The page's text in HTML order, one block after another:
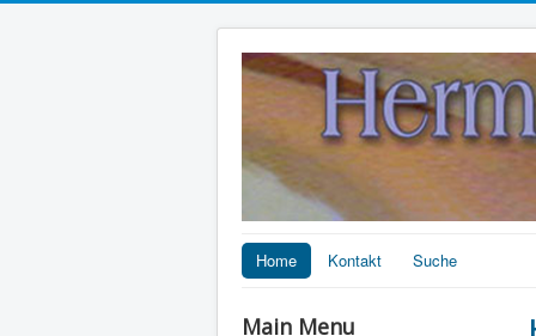
Home Kontakt Suche
Main Menu